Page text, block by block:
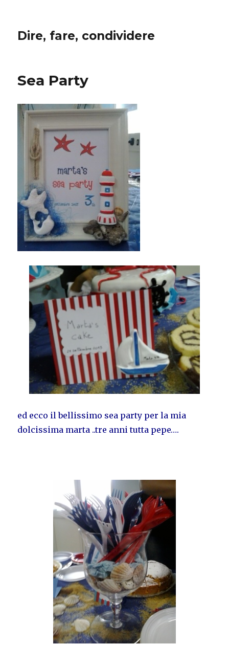
Dire, fare, condividere
Sea Party
ed ecco il bellissimo sea party per la mia
dolcissima marta ..tre anni tutta pepe….